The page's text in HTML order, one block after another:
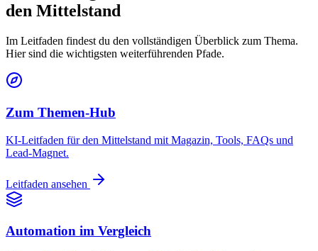
den Mittelstand
Im Leitfaden findest du den vollständigen Überblick zum Thema.
Hier sind die wichtigsten weiterführenden Pfade.
Zum Themen-Hub
KI-Leitfaden für den Mittelstand mit Magazin, Tools, FAQs und
Lead-Magnet.
Leitfaden ansehen
Automation im Vergleich